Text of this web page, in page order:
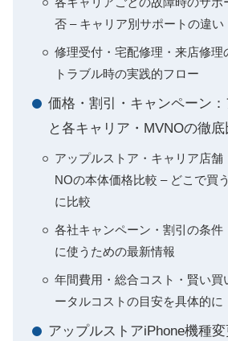
否 – キャリア別サポートの違い
修理受付・宅配修理・来店修理
トラブル時の実践的フロー
価格・割引・キャンペーン
と各キャリア・MVNOの徹底
アップルストア・キャリア店
NOの本体価格比較 – どこで買
に比較
各社キャンペーン・割引の条件
に使うための最新情報
年間費用・総合コスト・賢い買
ータルコストの目安を具体的に
アップルストアiPhone機種